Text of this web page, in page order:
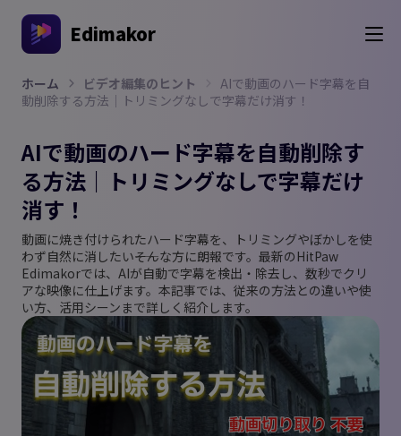
Edimakor
ホーム ビデオ編集のヒント
AIで動画のハード字幕を自
動削除する方法｜トリミングなしで字幕だけ消す！
AIで動画のハード字幕を自動削除す
る方法｜トリミングなしで字幕だけ
消す！
動画に焼き付けられたハード字幕を、トリミングやぼかしを使
わず自然に消したい――そんな方に朗報です。最新のHitPaw
Edimakorでは、AIが自動で字幕を検出・除去し、数秒でクリ
アな映像に仕上げます。本記事では、従来の方法との違いや使
い方、活用シーンまで詳しく紹介します。